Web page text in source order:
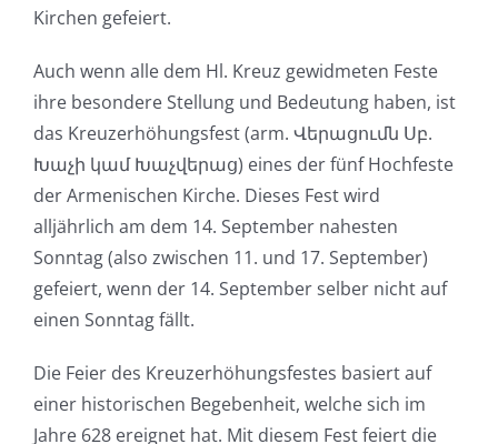
Kirchen gefeiert.
Auch wenn alle dem Hl. Kreuz gewidmeten Feste
ihre besondere Stellung und Bedeutung haben, ist
das Kreuzerhöhungsfest (arm. Վերացումն Սբ.
Խաչի կամ Խաչվերաց) eines der fünf Hochfeste
der Armenischen Kirche. Dieses Fest wird
alljährlich am dem 14. September nahesten
Sonntag (also zwischen 11. und 17. September)
gefeiert, wenn der 14. September selber nicht auf
einen Sonntag fällt.
Die Feier des Kreuzerhöhungsfestes basiert auf
einer historischen Begebenheit, welche sich im
Jahre 628 ereignet hat. Mit diesem Fest feiert die